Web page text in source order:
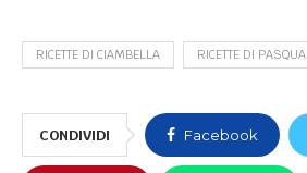
RICETTE DI CIAMBELLA RICETTE DI PASQUA
CONDIVIDI Facebook